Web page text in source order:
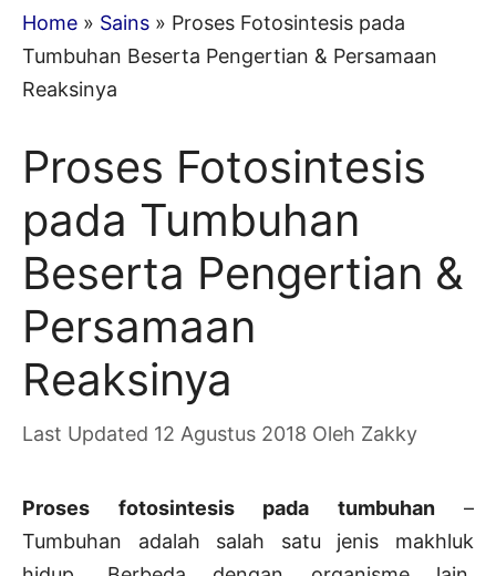
Home » Sains » Proses Fotosintesis pada
Tumbuhan Beserta Pengertian & Persamaan
Reaksinya
Proses Fotosintesis
pada Tumbuhan
Beserta Pengertian &
Persamaan
Reaksinya
12 Agustus 2018 Oleh Zakky
Proses fotosintesis pada tumbuhan–
Tumbuhan adalah salah satu jenis makhluk